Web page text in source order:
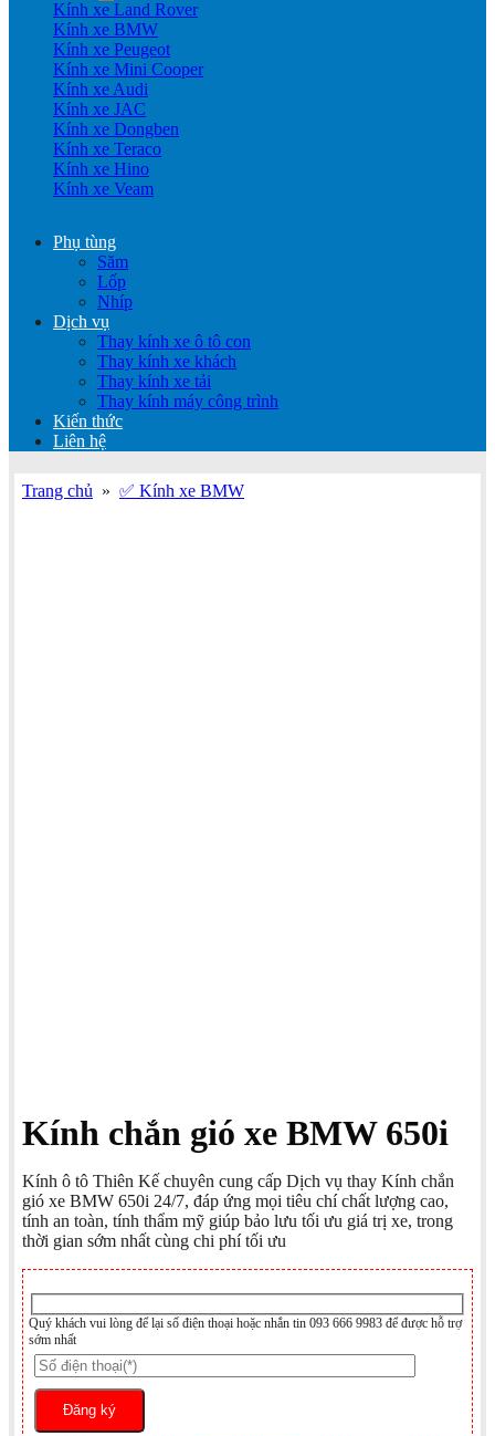
Kính xe Land Rover
Kính xe BMW
Kính xe Peugeot
Kính xe Mini Cooper
Kính xe Audi
Kính xe JAC
Kính xe Dongben
Kính xe Teraco
Kính xe Hino
Kính xe Veam
Phụ tùng
Săm
Lốp
Nhíp
Dịch vụ
Thay kính xe ô tô con
Thay kính xe khách
Thay kính xe tải
Thay kính máy công trình
Kiến thức
Liên hệ
Trang chủ » ✅ Kính xe BMW
Kính chắn gió xe BMW 650i
Kính ô tô Thiên Kế chuyên cung cấp Dịch vụ thay Kính chắn
gió xe BMW 650i 24/7, đáp ứng mọi tiêu chí chất lượng cao,
tính an toàn, tính thẩm mỹ giúp bảo lưu tối ưu giá trị xe, trong
thời gian sớm nhất cùng chi phí tối ưu
Quý khách vui lòng để lại số điện thoại hoặc nhắn tin 093 666 9983 để được hỗ trợ
sớm nhất